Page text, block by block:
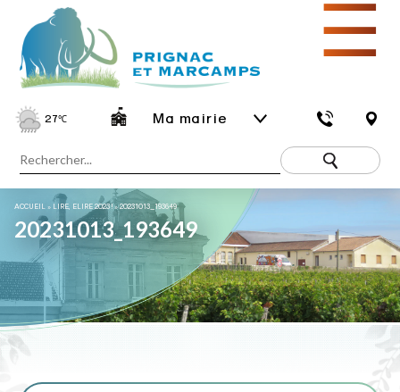
27℃ Ma mairie
☰
ACCUEIL » LIRE, ELIRE 2023 !»20231013_193649
20231013_193649